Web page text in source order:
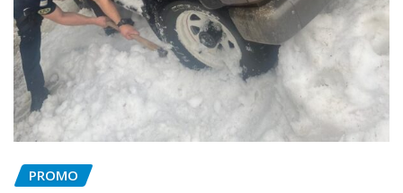
PROMO